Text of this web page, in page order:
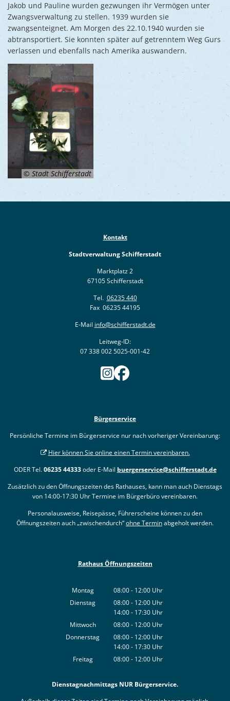
Jakob und Pauline wurden gezwungen ihr Vermögen unter
Zwangsverwaltung zu stellen. 1939 wurden sie
zwangsenteignet. Am Morgen des 22.10.1940 wurden sie
abtransportiert. Sie konnten später auf getrenntem Weg Gurs
verlassen und ebenfalls nach Amerika auswandern.
© Stadt Schifferstadt
Kontakt
Stadtverwaltung Schifferstadt
Marktplatz 2
67105 Schifferstadt
Tel. 06235 440
Fax 06235 44195
E-Mail info@schifferstadt.de
Leitweg-ID:
07 338 002 5025-001-42
Bürgerservice
Persönliche Termine im Bürgerservice nur nach vorheriger Vereinbarung:
Hier können Sie online einen Termin vereinbaren.
ODER Tel.06235 44333oder E-Mail buergerservice@schifferstadt.de
Zusätzlich zu den Öffnungszeiten des Rathauses, kann man auch Dienstags
von 14:00-17:30 Uhr Termine im Bürgerbüro vereinbaren.
Personalausweise, Reisepässe, Führerscheine können zu den
Öffnungszeiten auch „zwischendurch“ohne Terminabgeholt werden.
Rathaus Öffnungszeiten
Montag 08:00- 12:00 Uhr
Von 08:00 bis 12:00 Uhr
Dienstag 08:00- 12:00 Uhr
Von 08:00 bis 12:00 Uhr
14:00- 17:30 Uhr
Von 14:00 bis 17:30 Uhr
Mittwoch 08:00- 12:00 Uhr
Von 08:00 bis 12:00 Uhr
Donnerstag 08:00- 12:00 Uhr
Von 08:00 bis 12:00 Uhr
14:00- 17:30 Uhr
Von 14:00 bis 17:30 Uhr
Freitag 08:00- 12:00 Uhr
Dienstagnachmittags NUR Bürgerservice.